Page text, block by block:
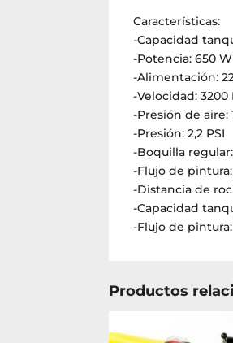
Características:
-Capacidad
-Potencia: 650 W
-Alimentación:
-Velocidad: 3200
-Presión de aire:
-Presión: 2,2 PSI
-Boquilla
-Flujo de
-Distancia de
-Capacidad
-Flujo de
Productos